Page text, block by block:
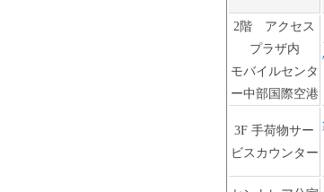
2階 アクセス
プラザ内
モバイルセンタ
ー中部国際空港
3F 手荷物サー
ビスカウンター